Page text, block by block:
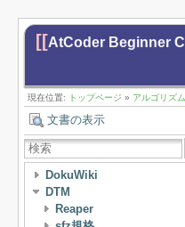
[[AtCoder Beginner
現在位置: トップページ » アルゴリズム
文書の表示
DokuWiki
DTM
Reaper